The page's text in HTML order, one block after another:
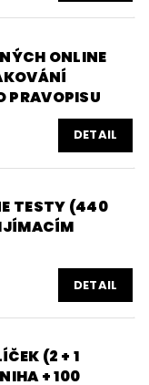
ONLINE
PRAVOPISU
DETAIL
TESTY (440
DETAIL
(2 + 1
+ 100